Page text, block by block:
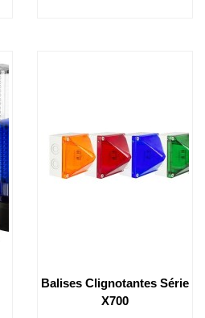
Balises Clignotantes Série
X700